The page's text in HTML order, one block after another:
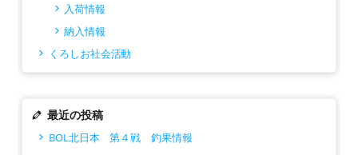
入荷情報
納入情報
くろしお社会活動
最近の投稿
BOL北日本 第４戦 釣果情報